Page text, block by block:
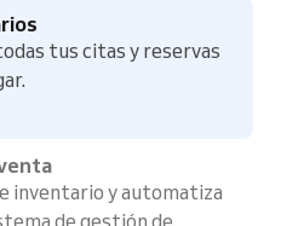
tus citas y reservas
inventario y automatiza
de gestión de